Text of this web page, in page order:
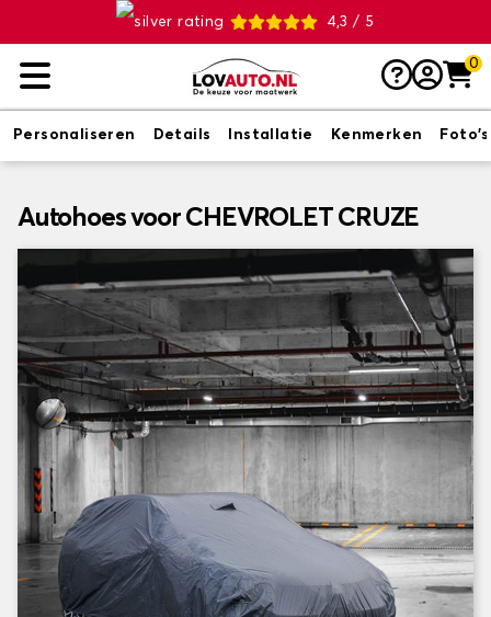
4,3 / 5
0
Personaliseren Details Installatie Kenmerken Foto's
Autohoes voor CHEVROLET CRUZE